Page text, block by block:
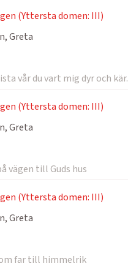
(Yttersta domen: III)
Greta
vår du vart mig dyr och kär.
(Yttersta domen: III)
Greta
vägen till Guds hus
(Yttersta domen: III)
Greta
far till himmelrik